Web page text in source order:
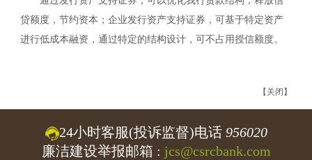
贷额度，节约资本 ； 企业发行资产支持证券，可基于特定资产
进行低成本融资，通过特定的结构设计，可不占用授信额度。
【关闭】
24小时客服(投诉监督)电话 956020
廉洁建设举报邮箱 : jcs@csrcbank.com